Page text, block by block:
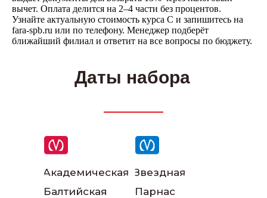
вычет. Оплата делится на 2–4 части без процентов.
Узнайте актуальную стоимость курса C и запишитесь на
fara-spb.ru или по телефону. Менеджер подберёт
ближайший филиал и ответит на все вопросы по бюджету.
Даты набора
Академическая
Балтийская
Звездная
Парнас
Написать в ВКонтакте